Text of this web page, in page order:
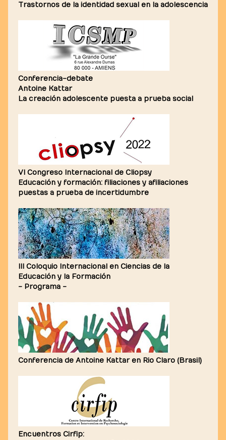
Trastornos de la identidad sexual en la adolescencia
Conferencia-debate
Antoine Kattar
La creación adolescente puesta a prueba social
VI Congreso Internacional de Cliopsy
Educación y formación: filiaciones y afiliaciones
puestas a prueba de incertidumbre
III Coloquio Internacional en Ciencias de la
Educación y la Formación
- Programa -
Conferencia de Antoine Kattar en Rio Claro (Brasil)
Encuentros Cirfip: